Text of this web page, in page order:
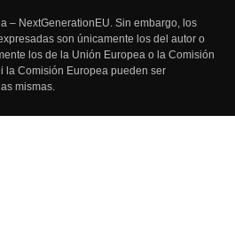
– NextGenerationEU. Sin embargo, los
son únicamente los del autor o
los de la Unión Europea o la Comisión
la Comisión Europea pueden ser
mismas.